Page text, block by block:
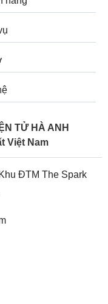
TỬ HÀ ANH
Việt Nam
ĐTM The Spark